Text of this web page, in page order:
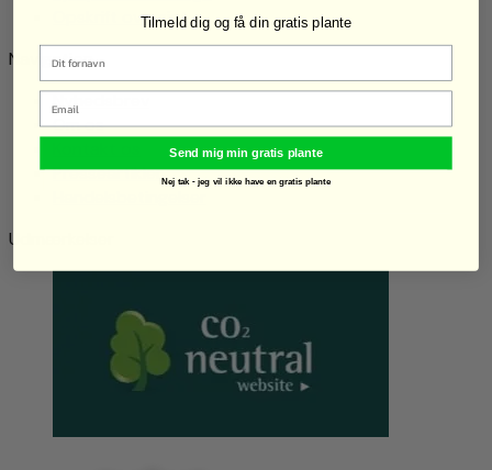
Opskrift oversigt
Navigation
Nyhedsbrev
Om os
Presseartikler
Udmærkelser
Tilmeld dig og få din gratis plante
Email
Send mig min gratis plante
Nej tak - jeg vil ikke have en gratis plante